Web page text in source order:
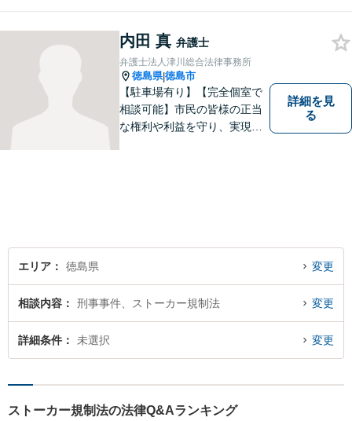
相談にのっています。 まずは
ご相談ください。
内田 真 弁護士
弁護士法人津川総合法律事務所
徳島県|徳島市
【駐車場有り】【完全個室で
相談可能】市民の皆様の正当
な権利や利益を守り、実現す
詳細を見
る
エリア 徳島県 変更
相談内容 刑事事件、ストーカー規制法 変更
詳細条件 未選択 変更
ストーカー規制法の法律Q&Aランキング